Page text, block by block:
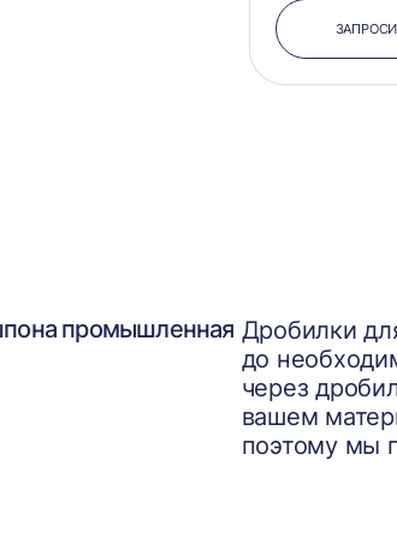
промышленная Дробилки
до
через
вашем
поэтому мы